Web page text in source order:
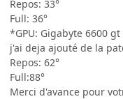
Repos: 33°
Full: 36°
*GPU: Gigabyte 6600
j'ai deja ajouté de la
Repos: 62°
Full:88°
Merci d'avance pour